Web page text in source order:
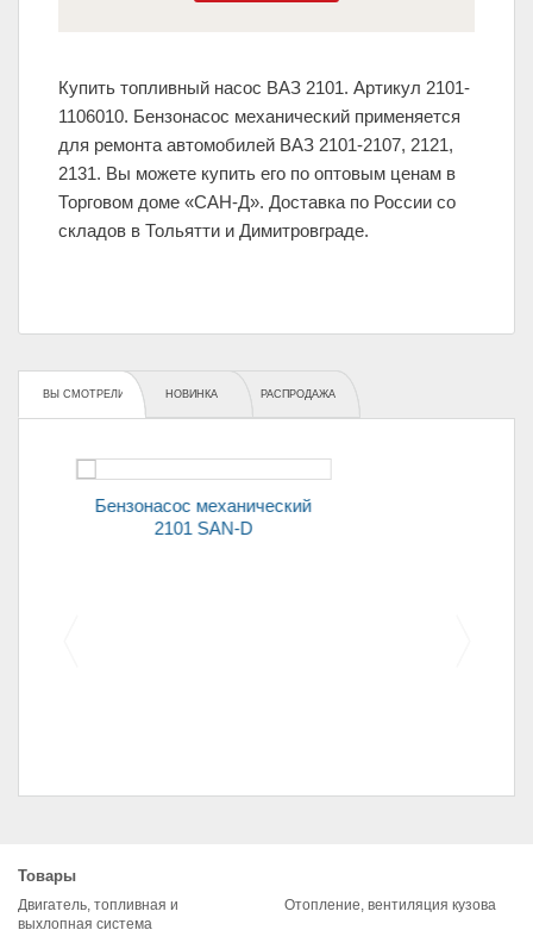
Купить топливный насос ВАЗ 2101. Артикул 2101-
1106010. Бензонасос механический применяется
для ремонта автомобилей ВАЗ 2101-2107, 2121,
2131. Вы можете купить его по оптовым ценам в
Торговом доме «САН-Д». Доставка по России со
складов в Тольятти и Димитровграде.
ВЫ СМОТРЕЛИ НОВИНКА РАСПРОДАЖА
Бензонасос механический
2108
Товары
Двигатель, топливная и
выхлопная система
Отопление, вентиляция кузова